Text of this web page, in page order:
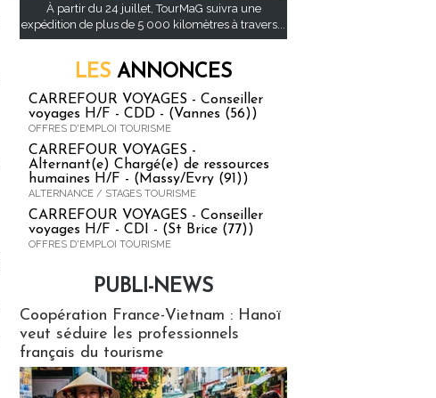
À partir du 24 juillet, TourMaG suivra une
expédition de plus de 5 000 kilomètres à travers...
LES ANNONCES
CARREFOUR VOYAGES - Conseiller
voyages H/F - CDD - (Vannes (56))
OFFRES D'EMPLOI TOURISME
CARREFOUR VOYAGES -
Alternant(e) Chargé(e) de ressources
humaines H/F - (Massy/Evry (91))
ALTERNANCE / STAGES TOURISME
CARREFOUR VOYAGES - Conseiller
voyages H/F - CDI - (St Brice (77))
OFFRES D'EMPLOI TOURISME
PUBLI-NEWS
Coopération France-Vietnam : Hanoï
veut séduire les professionnels
français du tourisme